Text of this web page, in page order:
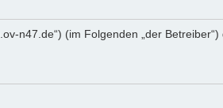
n47.de“) (im Folgenden „der